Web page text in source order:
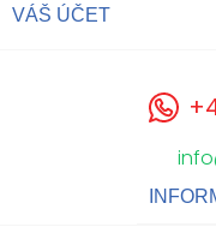
VÁŠ ÚČET